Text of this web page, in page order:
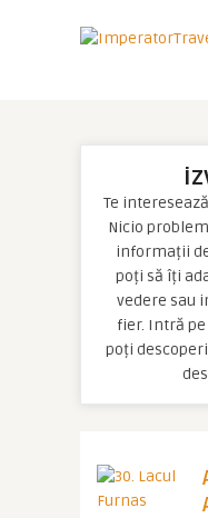
Te
Nicio
informații
poți să îți
vedere sau
fier. Intră
poți